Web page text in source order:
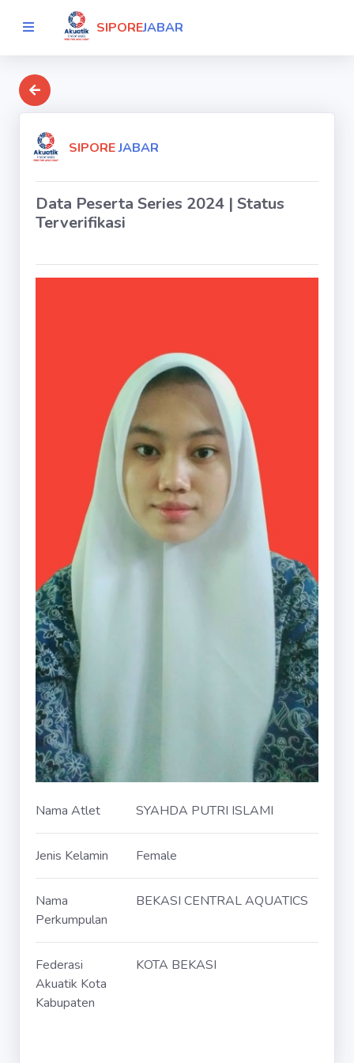
SIPOREJABAR
SIPOREJABAR
Data Peserta Series 2024 | Status
Terverifikasi
Nama Atlet SYAHDA PUTRI ISLAMI
Jenis Kelamin Female
Nama
Perkumpulan
BEKASI CENTRAL AQUATICS
Federasi
Akuatik Kota
Kabupaten
KOTA BEKASI